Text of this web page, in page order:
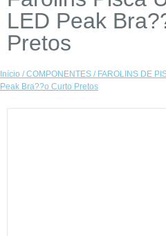
LED Peak
Pretos
Início /COMPONENTES / FAROLINS DE
Peak Bra??o Curto Pretos